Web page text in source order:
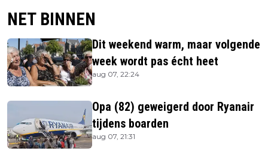
NET BINNEN
Dit weekend warm, maar volgende
week wordt pas écht heet
aug 07, 22:24
Opa (82) geweigerd door Ryanair
tijdens boarden
aug 07, 21:31